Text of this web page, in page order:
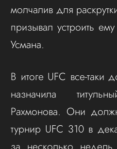
молчалив для
призывал устроить
Усмана.
В итоге UFC все-
назначила
Рахмонова. Они
турнир UFC 310 в